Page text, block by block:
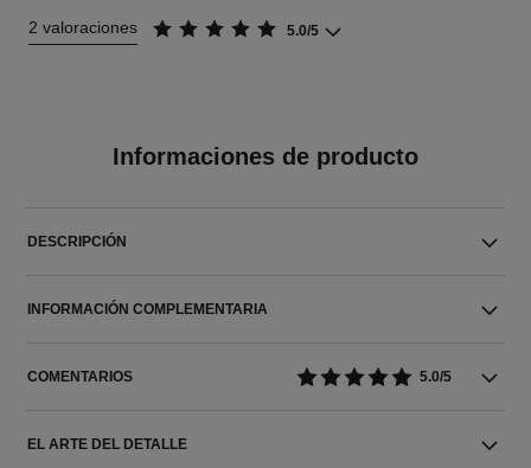
2 valoraciones 5.0/5
Informaciones de producto
DESCRIPCIÓN
INFORMACIÓN COMPLEMENTARIA
COMENTARIOS 5.0/5
EL ARTE DEL DETALLE